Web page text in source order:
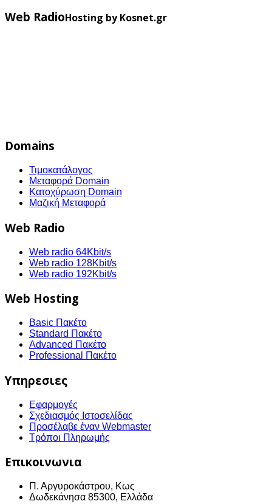
Web RadioHosting by Kosnet.gr
Domains
Τιμοκατάλογος
Μεταφορά Domain
Κατοχύρωση Domain
Μαζική Μεταφορά
Web Radio
Web radio 64Kbit/s
Web radio 128Kbit/s
Web radio 192Kbit/s
Web Hosting
Basic Πακέτο
Standard Πακέτο
Advanced Πακέτο
Professional Πακέτο
Υπηρεσιες
Εφαρμογές
Σχεδιασμός Ιστοσελίδας
Προσέλαβε έναν Webmaster
Τρόποι Πληρωμής
Επικοινωνια
Π. Αργυροκάστρου, Κως
Δωδεκάνησα 85300, Ελλάδα